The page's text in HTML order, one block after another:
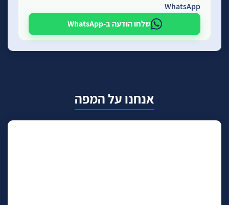
WhatsApp
שלחו הודעה ב-WhatsApp
אנחנו על המפה